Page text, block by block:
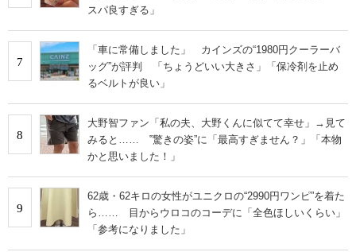
スパ良すぎる」
7
「車に常備しました」 カインズの“1980円クーラーバ
ッグ”が評判 「ちょうどいい大きさ」「保冷剤を止め
るベルトが良い」
8
大野智ファン「私の夫、大野くんに似てて幸せ」→見て
みると…… ‟驚きの姿”に「最高すぎません？」「本物
かと思いました！」
9
62歳・62キロの女性がユニクロの“2990円ワンピ”を着た
ら…… 目からウロコのコーデに「全色ほしいくらい」
「参考になりました」